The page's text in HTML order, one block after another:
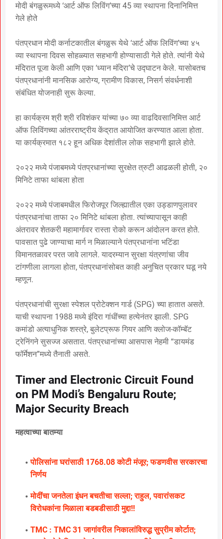
मोदी बंगळुरूमध्ये ‘आर्ट ऑफ लिविंग’च्या 45 व्या स्थापना दिनानिमित्त
गेले होते
पंतप्रधान मोदी कर्नाटकातील बंगळुरू येथे ‘आर्ट ऑफ लिविंग’च्या ४५
व्या स्थापना दिवस सोहळ्यात सहभागी होण्यासाठी गेले होते. त्यांनी येथे
मंदिरात पूजा केली आणि एका ‘ध्यान मंदिरा’चे उद्घाटन केले. यासोबतच
पंतप्रधानांनी मानसिक आरोग्य, ग्रामीण विकास, निसर्ग संवर्धनाशी
संबंधित योजनाही सुरू केल्या.
हा कार्यक्रम श्री श्री रविशंकर यांच्या ७० व्या वाढदिवसानिमित्त आर्ट
ऑफ लिविंगच्या आंतरराष्ट्रीय केंद्रात आयोजित करण्यात आला होता.
या कार्यक्रमात १८२ हून अधिक देशांतील लोक सहभागी झाले होते.
२०२२ मध्ये पंजाबमध्ये पंतप्रधानांच्या सुरक्षेत त्रुटी आढळली होती, २०
मिनिटे ताफा थांबला होता
२०२२ मध्ये पंजाबमधील फिरोजपूर जिल्ह्यातील एका उड्डाणपुलावर
पंतप्रधानांचा ताफा २० मिनिटे थांबला होता. त्यांच्यापासून काही
अंतरावर शेतकरी महामार्गावर रास्ता रोको करून आंदोलन करत होते.
पावसात पुढे जाण्याचा मार्ग न मिळाल्याने पंतप्रधानांना भटिंडा
विमानतळावर परत जावे लागले. यादरम्यान सुरक्षा यंत्रणांचा जीव
टांगणीला लागला होता, पंतप्रधानांसोबत काही अनुचित प्रकार घडू नये
म्हणून.
पंतप्रधानांची सुरक्षा स्पेशल प्रोटेक्शन गार्ड (SPG) च्या हातात असते.
याची स्थापना 1988 मध्ये इंदिरा गांधींच्या हत्येनंतर झाली. SPG
कमांडो अत्याधुनिक शस्त्रे, बुलेटप्रूफ गियर आणि क्लोज-कॉम्बॅट
ट्रेनिंगने सुसज्ज असतात. पंतप्रधानांच्या आसपास नेहमी “डायमंड
फॉर्मेशन”मध्ये तैनाती असते.
Timer and Electronic Circuit Found
on PM Modi’s Bengaluru Route;
Major Security Breach
महत्वाच्या बातम्या
पोलिसांना घरांसाठी 1768.08 कोटी मंजूर; फडणवीस सरकारचा
निर्णय
मोदींचा जनतेला इंधन बचतीचा सल्ला; राहुल, पवारांसकट
विरोधकांना मिळाला बडबडीसाठी मुद्दा!!
TMC : TMC 31 जागांवरील निकालांविरुद्ध सुप्रीम कोर्टात;